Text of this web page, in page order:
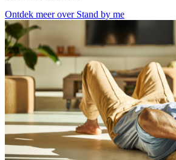
Ontdek meer over Stand by me